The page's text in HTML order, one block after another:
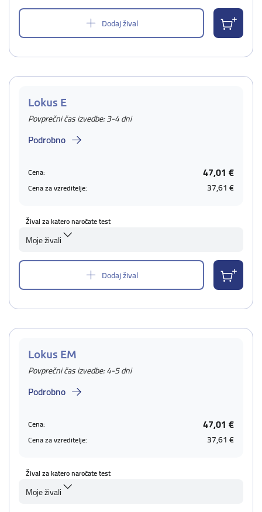
Dodaj žival
Lokus E
Povprečni čas izvedbe: 3-4 dni
Podrobno
Cena: 47,01 €
Cena za vzreditelje: 37,61 €
Žival za katero naročate test
Moje živali
Dodaj žival
Lokus EM
Povprečni čas izvedbe: 4-5 dni
Podrobno
Cena: 47,01 €
Cena za vzreditelje: 37,61 €
Žival za katero naročate test
Moje živali